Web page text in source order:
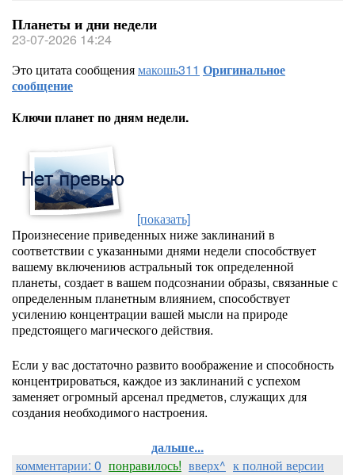
Планеты и дни недели
23-07-2026 14:24
Это цитата сообщениямакошь311 Оригинальное
сообщение
Ключи планет по дням недели.
[показать]
Произнесение приведенных ниже заклинаний в
соответствии с указанными днями недели способствует
вашему включениюв астральный ток определенной
планеты, создает в вашем подсознании образы, связанные с
определенным планетным влиянием, способствует
усилению концентрации вашей мысли на природе
предстоящего магического действия.
Если у вас достаточно развито воображение и способность
концентрироваться, каждое из заклинаний с успехом
заменяет огромный арсенал предметов, служащих для
создания необходимого настроения.
дальше...
комментарии: 0 понравилось! вверх^ к полной версии